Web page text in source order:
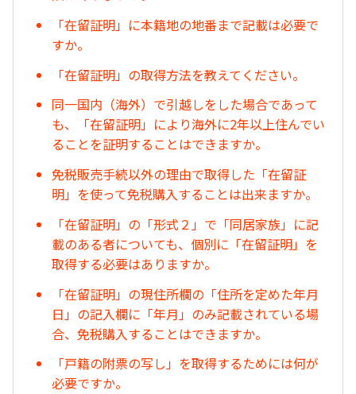
「在留証明」に本籍地の地番まで記載は必要で
すか。
「在留証明」の取得方法を教えてください。
同一国内（海外）で引越しをした場合であって
も、「在留証明」により海外に2年以上住んでい
ることを証明することはできますか。
免税販売手続以外の理由で取得した「在留証
明」を使って免税購入することは出来ますか。
「在留証明」の「形式２」で「同居家族」に記
載のある者についても、個別に「在留証明」を
取得する必要はありますか。
「在留証明」の現住所欄の「住所を定めた年月
日」の記入欄に「年月」のみ記載されている場
合、免税購入することはできますか。
「戸籍の附票の写し」を取得するためには何が
必要ですか。